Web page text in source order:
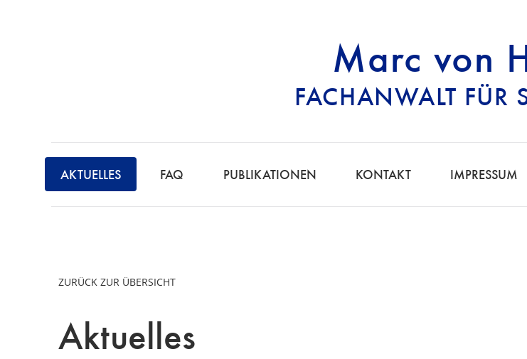
Marc von
FACHANWALT FÜR
STRAFRECHT |
AKTUELLES FAQ PUBLIKATIONEN KONTAKT IMPRESSUM
ZURÜCK ZUR ÜBERSICHT
Aktuelles